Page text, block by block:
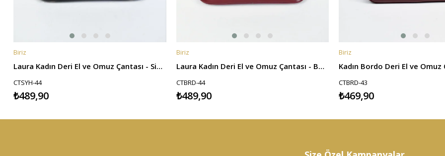
SEPETE EKLE
Biriz
Laura Kadın Deri El ve Omuz Çantası - Siyah
CTSYH-44
₺489,90
SEPETE EKLE
Biriz
Laura Kadın Deri El ve Omuz Çantası - Bordo
CTBRD-44
₺489,90
SEPETE EKLE
Biriz
Kadın Bordo Deri El ve Omuz
CTBRD-43
₺469,90